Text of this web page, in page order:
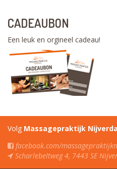
CADEAUBON
Een leuk en orgineel cadeau!
Volg Massagepraktijk
facebook.com/
Scharlebeltweg 4, 7443 SE